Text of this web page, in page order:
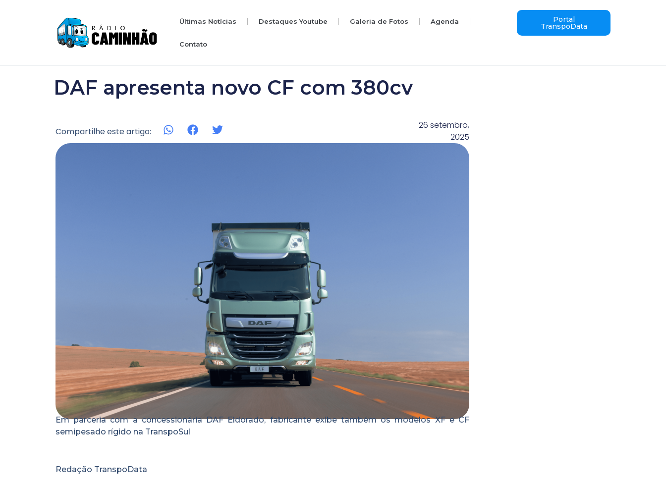
Últimas Notícias Destaques Youtube Galeria de Fotos Agenda
Contato
Portal
TranspoData
DAF apresenta novo CF com 380cv
Compartilhe este artigo:
26 setembro,
2025
Em parceria com a concessionária DAF Eldorado, fabricante exibe também os modelos XF e CF
semipesado rígido na TranspoSul
Redação TranspoData